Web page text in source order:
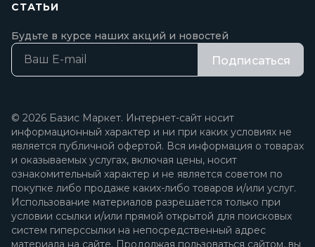
СТАТЬИ
Будьте в курсе наших акций и новостей
Подписаться
© 2026 Базис Маркет. Интернет-сайт носит
информационный характер и ни при каких условиях не
является публичной офертой. Вся информация о товарах
и оказываемых услугах, включая цены, носит
ознакомительный характер и не является советом по
покупке либо продаже каких-либо товаров и/или услуг.
Использование материалов разрешается только при
условии ссылки и/или прямой открытой для поисковых
систем гиперссылки на непосредственный адрес
материала на сайте. Продолжая пользоваться сайтом, вы